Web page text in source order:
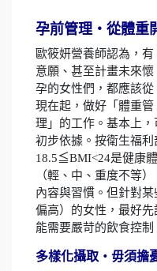
孕前管理‧從體重
歐筱妍營養師認為，有
意願、甚至計畫未來懷
孕的女性們，都應該從
現在起，做好「體重管
理」的工作。基本上
初步依據。按衛生福利
18.5≦BMI<24是健康
（輕、中、重度不等
內容與習慣。但針對
偏高）的女性，最好
能需要嚴苛的飲食控
多樣化攝取‧毋須擔